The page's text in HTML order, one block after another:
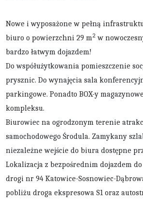
Nowe i wyposażone w pełną
biuro o powierzchni 29 m2 w
bardzo łatwym dojazdem!
Do współużytkowania pomieszczenie
prysznic. Do wynajęcia sala
parkingowe. Ponadto BOX-y
kompleksu.
Biurowiec na ogrodzonym terenie
samochodowego Środula. Zamykany
niezależne wejście do biura dostępne
Lokalizacja z bezpośrednim dojazdem
drogi nr 94 Katowice-Sosnowiec-
pobliżu droga ekspresowa S1 oraz